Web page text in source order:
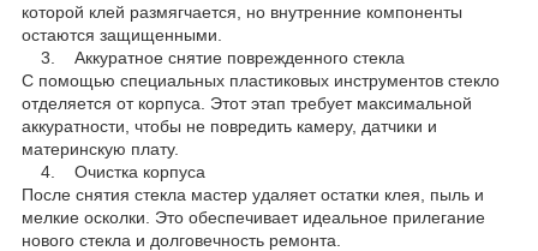
которой клей размягчается, но внутренние компоненты
остаются защищенными.
3. Аккуратное снятие поврежденного стекла
С помощью специальных пластиковых инструментов стекло
отделяется от корпуса. Этот этап требует максимальной
аккуратности, чтобы не повредить камеру, датчики и
материнскую плату.
4. Очистка корпуса
После снятия стекла мастер удаляет остатки клея, пыль и
мелкие осколки. Это обеспечивает идеальное прилегание
нового стекла и долговечность ремонта.